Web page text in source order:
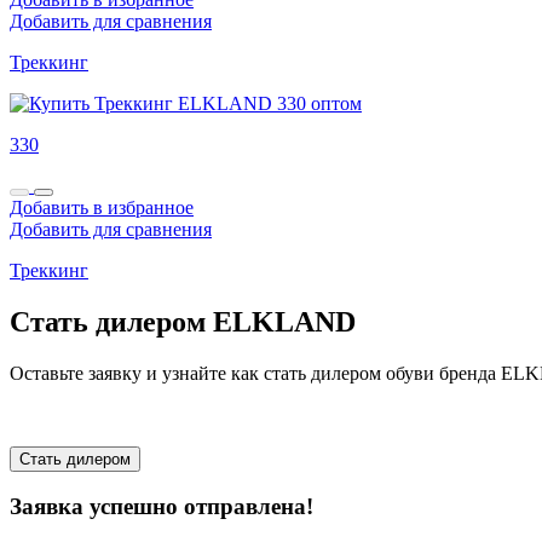
Добавить для сравнения
Треккинг
330
Добавить в избранное
Добавить для сравнения
Треккинг
Стать дилером ELKLAND
Оставьте заявку и узнайте как стать дилером обуви бренда
Стать дилером
Заявка успешно отправлена!